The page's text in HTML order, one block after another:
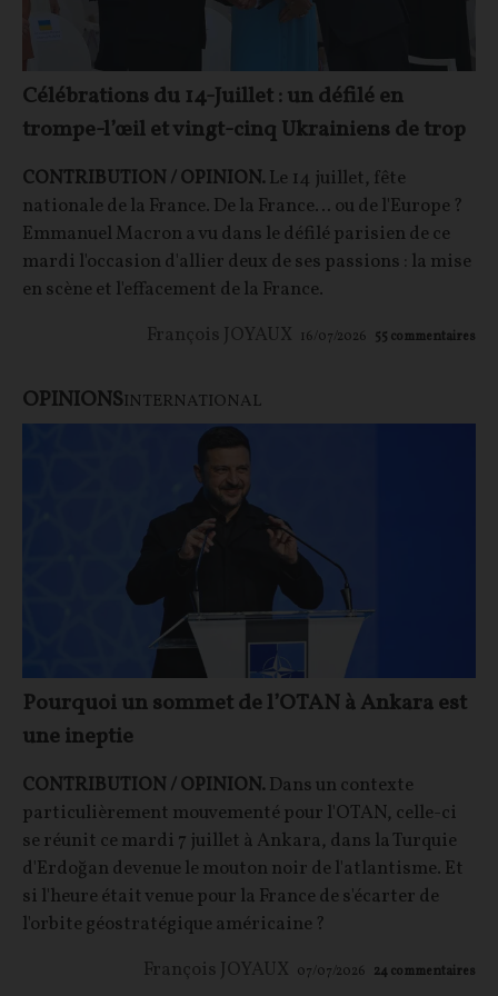
Célébrations du 14-Juillet : un défilé en
trompe-l’œil et vingt-cinq Ukrainiens de trop
CONTRIBUTION / OPINION.Le 14 juillet, fête
nationale de la France. De la France… ou de l'Europe ?
Emmanuel Macron a vu dans le défilé parisien de ce
mardi l'occasion d'allier deux de ses passions : la mise
en scène et l'effacement de la France.
François JOYAUX 16/07/2026 55 commentaires
OPINIONSINTERNATIONAL
Pourquoi un sommet de l’OTAN à Ankara est
une ineptie
CONTRIBUTION / OPINION.Dans un contexte
particulièrement mouvementé pour l'OTAN, celle-ci
se réunit ce mardi 7 juillet à Ankara, dans la Turquie
d'Erdoğan devenue le mouton noir de l'atlantisme. Et
si l'heure était venue pour la France de s'écarter de
l'orbite géostratégique américaine ?
François JOYAUX 07/07/2026 24commentaires